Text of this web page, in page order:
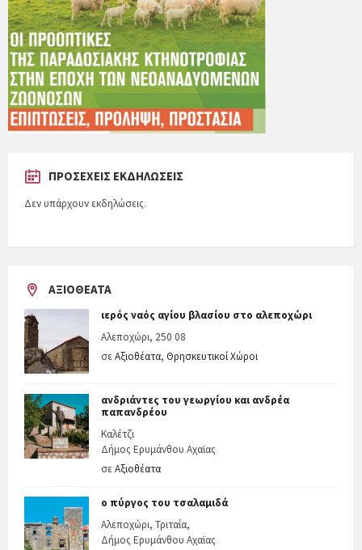
ΠΡΟΣΕΧΕΊΣ ΕΚΔΗΛΏΣΕΙΣ
Δεν υπάρχουν εκδηλώσεις.
ΑΞΙΟΘΈΑΤΑ
ιερός ναός αγίου βλασίου στο αλεποχώρι
Αλεποχώρι, 250 08
σεΑξιοθέατα, Θρησκευτικοί Χώροι
ανδριάντες του γεωργίου και ανδρέα
παπανδρέου
Καλέτζι
Δήμος Ερυμάνθου Αχαϊας
σεΑξιοθέατα
ο πύργος του τσαλαμιδά
Αλεποχώρι, Τριταία,
Δήμος Ερυμάνθου Αχαϊας